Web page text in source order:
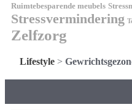
Ruimtebesparende meubels
Stressvermindering
Zelfzorg
Lifestyle>